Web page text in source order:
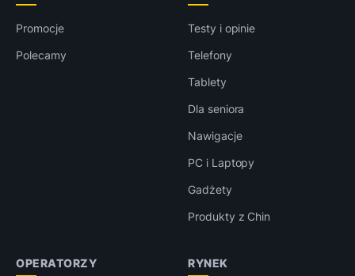
Promocje
Polecamy
Testy i opinie
Telefony
Tablety
Dla seniora
Nawigacje
PC i Laptopy
Gadżety
Produkty z Chin
OPERATORZY RYNEK